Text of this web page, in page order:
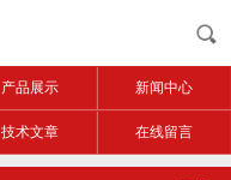
产品展示 新闻中心
技术文章 在线留言